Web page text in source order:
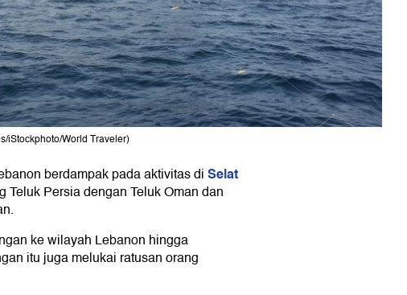
iStockphoto/World Traveler)
berdampak pada aktivitas diSelat
Teluk Persia dengan Teluk Oman dan
ke wilayah Lebanon hingga
itu juga melukai ratusan orang